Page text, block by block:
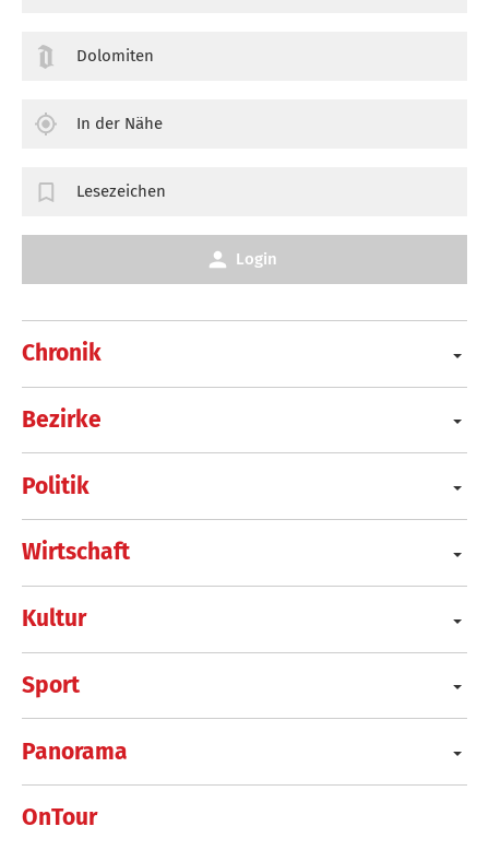
Chronik
Bezirke
Politik
Wirtschaft
Kultur
Sport
Panorama
OnTour
Dolomiten
In der Nähe
Lesezeichen
Login